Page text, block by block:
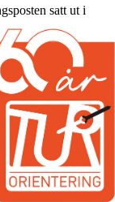
satt ut i